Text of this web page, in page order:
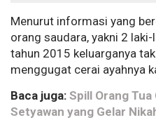
Menurut informasi yang
orang saudara, yakni 2
tahun 2015 keluarganya
menggugat cerai ayahnya
Baca juga: Spill Orang
Setyawan yang Gelar